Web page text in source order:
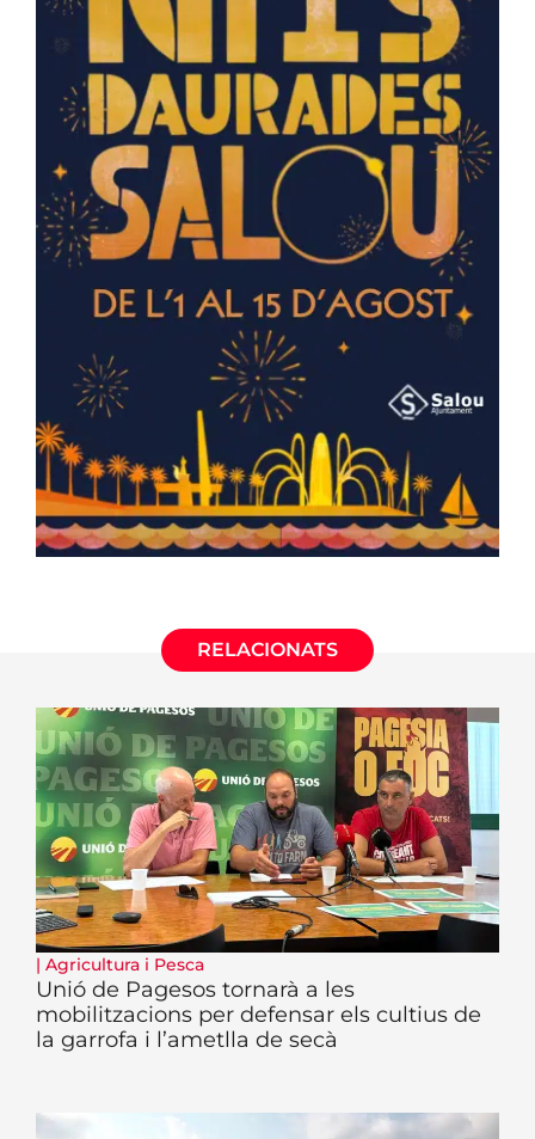
RELACIONATS
| Agricultura i Pesca
Unió de Pagesos tornarà a les
mobilitzacions per defensar els cultius de
la garrofa i l’ametlla de secà